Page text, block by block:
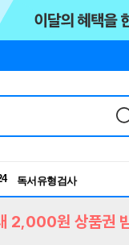
독서유형검사
RBTI Lab
2,000원 상품권